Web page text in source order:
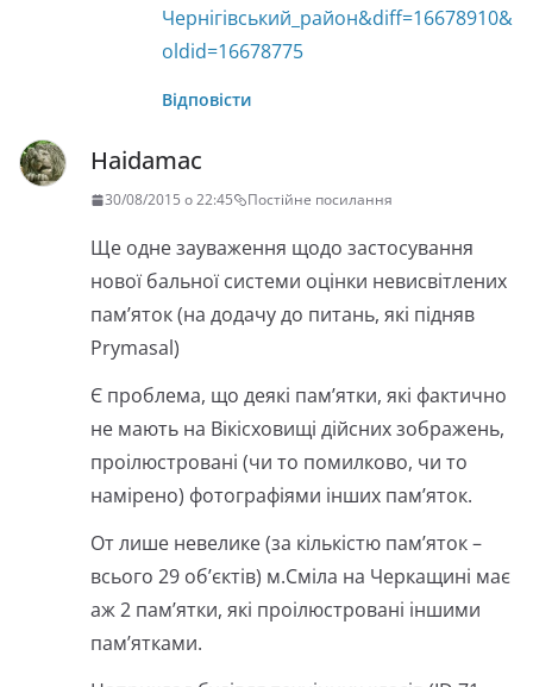
Чернігівський_район&diff=16678910&
oldid=16678775
Відповісти
Haidamac
30/08/2015 о 22:45 Постійне посилання
Ще одне зауваження щодо застосування
нової бальної системи оцінки невисвітлених
пам’яток (на додачу до питань, які підняв
Prymasal)
Є проблема, що деякі пам’ятки, які фактично
не мають на Вікісховищі дійсних зображень,
проілюстровані (чи то помилково, чи то
намірено) фотографіями інших пам’яток.
От лише невелике (за кількістю пам’яток –
всього 29 об’єктів) м.Сміла на Черкащині має
аж 2 пам’ятки, які проілюстровані іншими
пам’ятками.